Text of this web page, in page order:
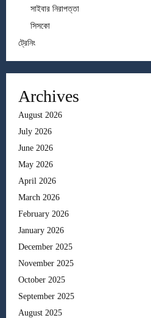
সাইবার নিরাপত্তা
সিসকো
ট্রেনিং
Archives
August 2026
July 2026
June 2026
May 2026
April 2026
March 2026
February 2026
January 2026
December 2025
November 2025
October 2025
September 2025
August 2025